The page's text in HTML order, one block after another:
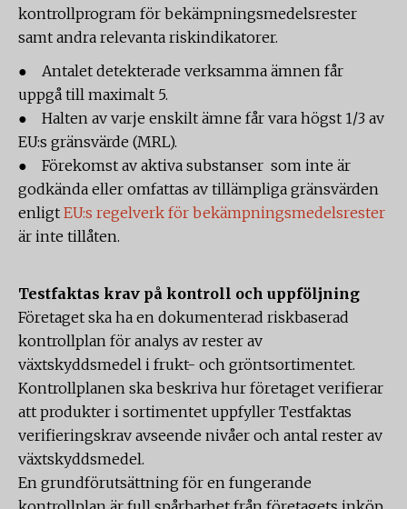
kontrollprogram för bekämpningsmedelsrester
samt andra relevanta riskindikatorer.
● Antalet detekterade verksamma ämnen får
uppgå till maximalt 5.
● Halten av varje enskilt ämne får vara högst 1/3 av
EU:s gränsvärde (MRL).
● Förekomst av aktiva substanser som inte är
godkända eller omfattas av tillämpliga gränsvärden
enligt EU:s regelverk för bekämpningsmedelsrester
är inte tillåten.
Testfaktas krav på kontroll och uppföljning
Företaget ska ha en dokumenterad riskbaserad
kontrollplan för analys av rester av
växtskyddsmedel i frukt- och gröntsortimentet.
Kontrollplanen ska beskriva hur företaget verifierar
att produkter i sortimentet uppfyller Testfaktas
verifieringskrav avseende nivåer och antal rester av
växtskyddsmedel.
En grundförutsättning för en fungerande